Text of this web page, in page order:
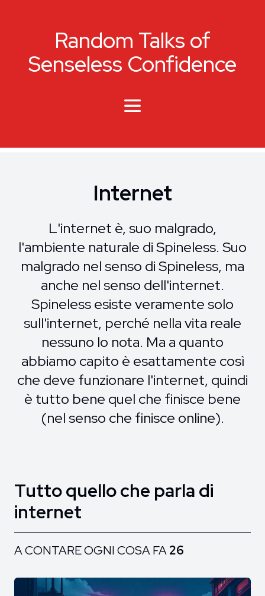
Random Talks of
Senseless Confidence
Internet
L'internet è, suo malgrado,
l'ambiente naturale di Spineless. Suo
malgrado nel senso di Spineless, ma
anche nel senso dell'internet.
Spineless esiste veramente solo
sull'internet, perché nella vita reale
nessuno lo nota. Ma a quanto
abbiamo capito è esattamente così
che deve funzionare l'internet, quindi
è tutto bene quel che finisce bene
(nel senso che finisce online).
Tutto quello che parla di
internet
A CONTARE OGNI COSA FA26